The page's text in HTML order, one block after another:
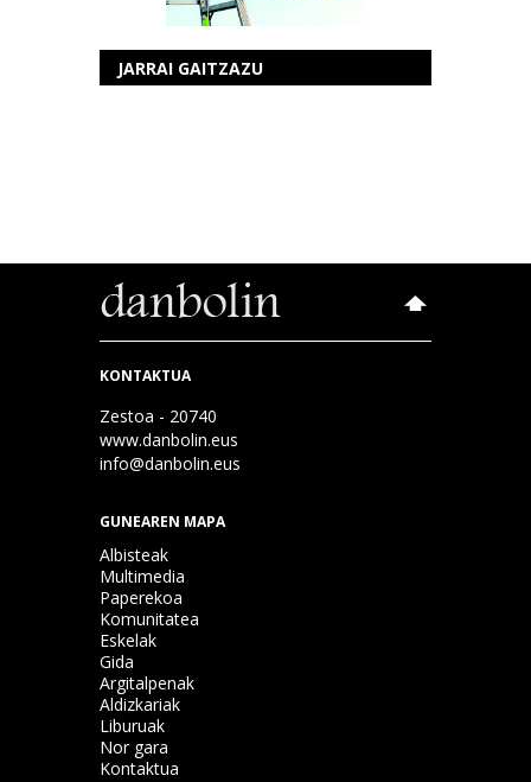
JARRAI GAITZAZU
KONTAKTUA
Zestoa - 20740
www.danbolin.eus
info@danbolin.eus
GUNEAREN MAPA
Albisteak
Multimedia
Paperekoa
Komunitatea
Eskelak
Gida
Argitalpenak
Aldizkariak
Liburuak
Nor gara
Kontaktua